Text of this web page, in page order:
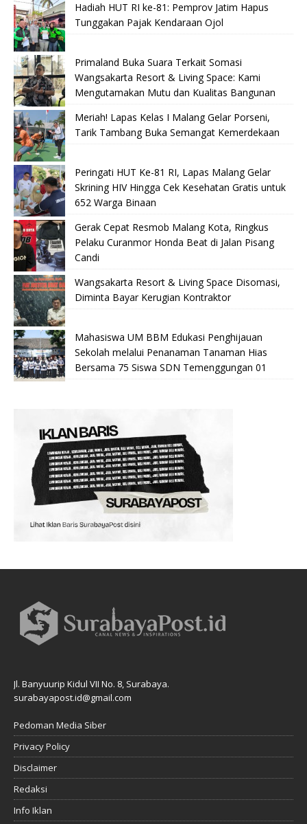
Hadiah HUT RI ke-81: Pemprov Jatim Hapus
Tunggakan Pajak Kendaraan Ojol
Primaland Buka Suara Terkait Somasi
Wangsakarta Resort & Living Space: Kami
Mengutamakan Mutu dan Kualitas Bangunan
Meriah! Lapas Kelas I Malang Gelar Porseni,
Tarik Tambang Buka Semangat Kemerdekaan
Peringati HUT Ke-81 RI, Lapas Malang Gelar
Skrining HIV Hingga Cek Kesehatan Gratis untuk
652 Warga Binaan
Gerak Cepat Resmob Malang Kota, Ringkus
Pelaku Curanmor Honda Beat di Jalan Pisang
Candi
Wangsakarta Resort & Living Space Disomasi,
Diminta Bayar Kerugian Kontraktor
Mahasiswa UM BBM Edukasi Penghijauan
Sekolah melalui Penanaman Tanaman Hias
Bersama 75 Siswa SDN Temenggungan 01
Jl. Banyuurip Kidul VII No. 8, Surabaya.
surabayapost.id@gmail.com
Pedoman Media Siber
Privacy Policy
Disclaimer
Redaksi
Info Iklan